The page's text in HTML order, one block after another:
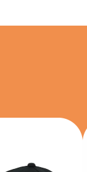
4F TVス
ヴィくんがやってく